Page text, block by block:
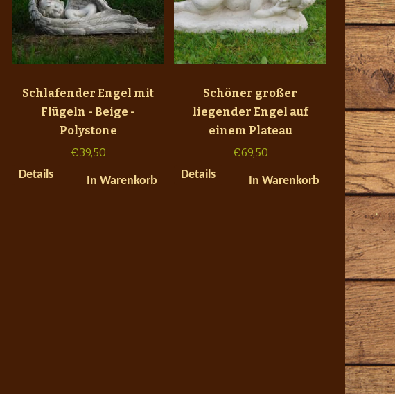
Schlafender Engel mit
Flügeln - Beige -
Polystone
€39,50
Details
In Warenkorb
Schöner großer
liegender Engel auf
einem Plateau
€69,50
Details
In Warenkorb